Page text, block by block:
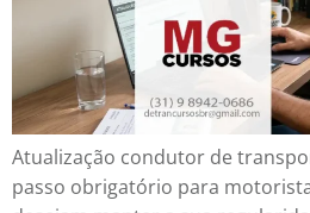
Atualização condutor de
passo obrigatório para